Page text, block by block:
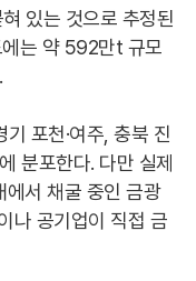
있는 것으로 추정된
에는 약 592만t 규모
포천·여주, 충북 진
분포한다. 다만 실제
에서 채굴 중인 금광
나 공기업이 직접 금